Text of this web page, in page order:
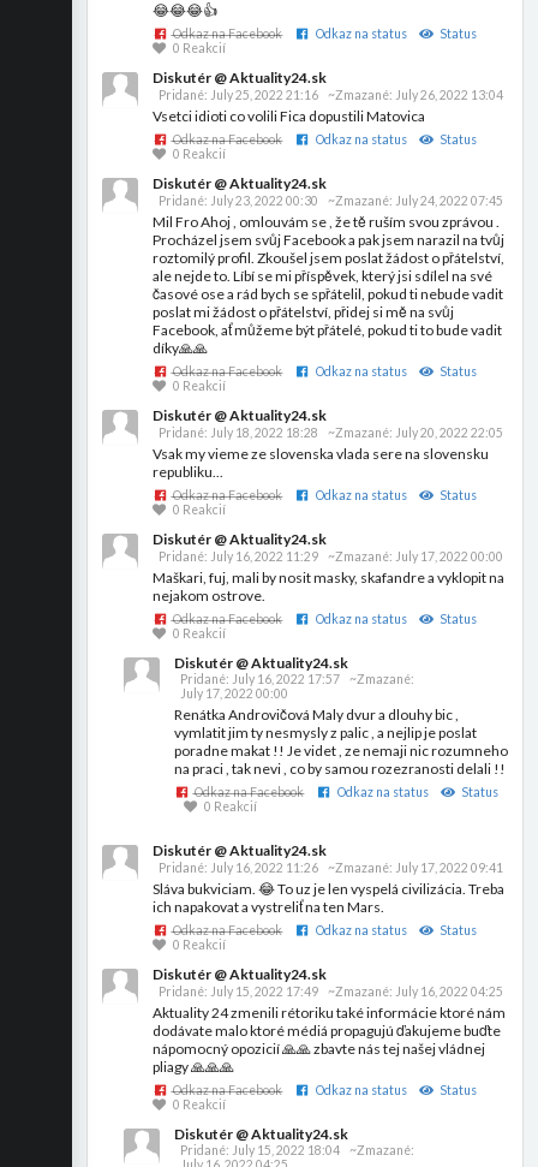
😂😂😂👍
Odkaz na Facebook Odkaz na status
Status
0 Reakcií
Diskutér @ Aktuality24.sk
Pridané: July 25, 2022 21:16 ~Zmazané: July 26, 2022 13:04
Vsetci idioti co volili Fica dopustili Matovica
Odkaz na Facebook Odkaz na status
Status
0 Reakcií
Diskutér @ Aktuality24.sk
Pridané: July 23, 2022 00:30 ~Zmazané: July 24, 2022 07:45
Mil Fro Ahoj , omlouvám se , že tě ruším svou zprávou .
Procházel jsem svůj Facebook a pak jsem narazil na tvůj
roztomilý profil. Zkoušel jsem poslat žádost o přátelství,
ale nejde to. Líbí se mi příspěvek, který jsi sdílel na své
časové ose a rád bych se spřátelil, pokud ti nebude vadit
poslat mi žádost o přátelství, přidej si mě na svůj
Facebook, ať můžeme být přátelé, pokud ti to bude vadit
díky🙏🙏
Odkaz na Facebook Odkaz na status
Status
0 Reakcií
Diskutér @ Aktuality24.sk
Pridané: July 18, 2022 18:28 ~Zmazané: July 20, 2022 22:05
Vsak my vieme ze slovenska vlada sere na slovensku
republiku...
Odkaz na Facebook Odkaz na status
Status
0 Reakcií
Diskutér @ Aktuality24.sk
Pridané: July 16, 2022 11:29 ~Zmazané: July 17, 2022 00:00
Maškari, fuj, mali by nosit masky, skafandre a vyklopit na
nejakom ostrove.
Odkaz na Facebook Odkaz na status
Status
0 Reakcií
Diskutér @ Aktuality24.sk
Pridané: July 16, 2022 17:57
~Zmazané:
July 17, 2022 00:00
Renátka Androvičová Maly dvur a dlouhy bic ,
vymlatit jim ty nesmysly z palic , a nejlip je poslat
poradne makat !! Je videt , ze nemaji nic rozumneho
na praci , tak nevi , co by samou rozezranosti delali !!
Odkaz na Facebook Odkaz na status
Status
0 Reakcií
Diskutér @ Aktuality24.sk
Pridané: July 16, 2022 11:26 ~Zmazané: July 17, 2022 09:41
Sláva bukviciam. 😂 To uz je len vyspelá civilizácia. Treba
ich napakovat a vystreliť na ten Mars.
Odkaz na Facebook Odkaz na status
Status
0 Reakcií
Diskutér @ Aktuality24.sk
Pridané: July 15, 2022 17:49 ~Zmazané: July 16, 2022 04:25
Aktuality 24 zmenili rétoriku také informácie ktoré nám
dodávate malo ktoré médiá propagujú ďakujeme buďte
nápomocný opozicií 🙏🙏 zbavte nás tej našej vládnej
pliagy 🙏🙏🙏
Odkaz na Facebook Odkaz na status
Status
0 Reakcií
Diskutér @ Aktuality24.sk
Pridané: July 15, 2022 18:04
~Zmazané: